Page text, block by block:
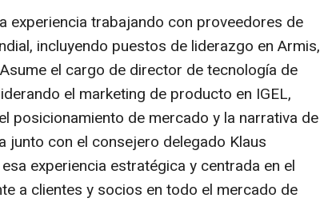
experiencia trabajando con proveedores de
incluyendo puestos de liderazgo en Armis,
el cargo de director de tecnología de
el marketing de producto en IGEL,
posicionamiento de mercado y la narrativa de
junto con el consejero delegado Klaus
experiencia estratégica y centrada en el
a clientes y socios en todo el mercado de